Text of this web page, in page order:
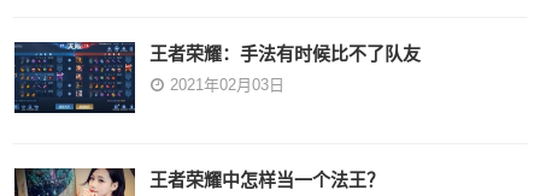
王者荣耀：手法有时候比不了队友
2021年02月03日
王者荣耀中怎样当一个法王？